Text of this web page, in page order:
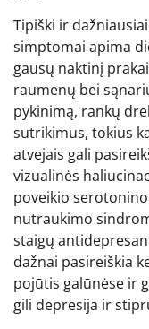
Tipiški ir
simptomai apima
gausų naktinį
raumenų bei
pykinimą, rankų
sutrikimus, tokius
atvejais gali
vizualinės
poveikio
nutraukimo
staigų
dažnai pasireiškia
pojūtis galūnėse ir
gili depresija ir